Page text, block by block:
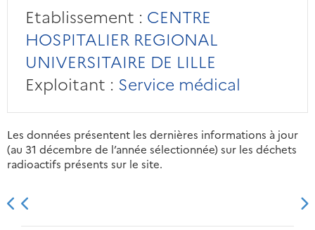
Etablissement : CENTRE
HOSPITALIER REGIONAL
UNIVERSITAIRE DE LILLE
Exploitant : Service médical
Les données présentent les dernières informations à jour
(au 31 décembre de l’année sélectionnée) sur les déchets
radioactifs présents sur le site.